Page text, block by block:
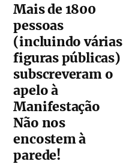
Mais de 1800
pessoas
(incluindo várias
figuras públicas)
subscreveram o
apelo à
Manifestação
Não nos
encostem à
parede!